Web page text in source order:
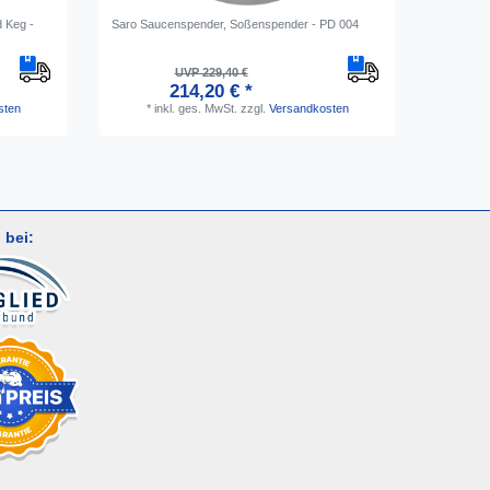
Keg -
Saro Saucenspender, Soßenspender - PD 004
UVP 229,40 €
214,20 € *
* inkl. ges. MwSt. zzgl. Versandkosten
bei: